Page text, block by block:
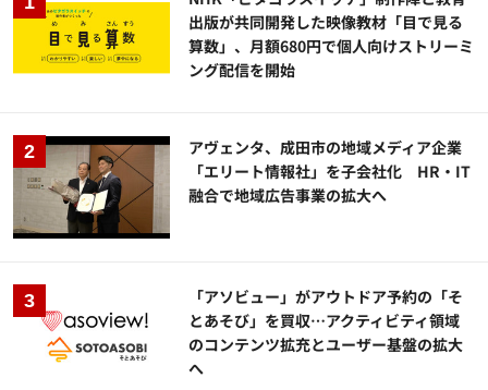
出版が共同開発した映像教材「目で見る
算数」、月額680円で個人向けストリーミ
ング配信を開始
アヴェンタ、成田市の地域メディア企業
「エリート情報社」を子会社化 HR・IT
融合で地域広告事業の拡大へ
「アソビュー」がアウトドア予約の「そ
とあそび」を買収…アクティビティ領域
のコンテンツ拡充とユーザー基盤の拡大
へ